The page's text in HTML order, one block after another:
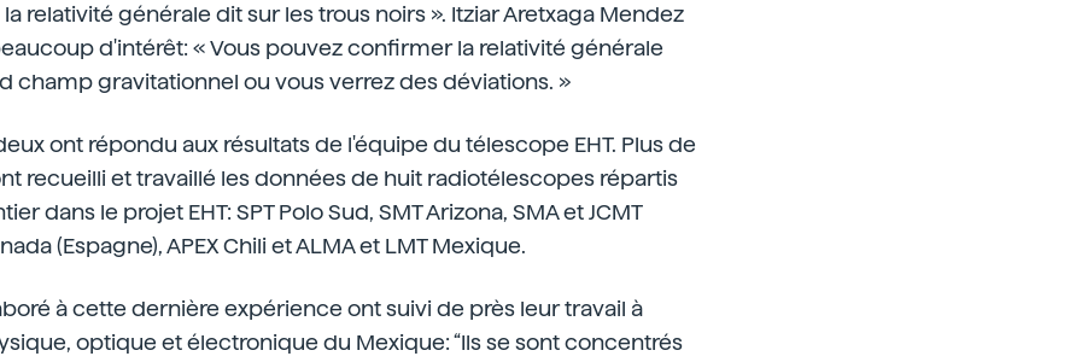
relativité générale dit sur les trous noirs ». Itziar Aretxaga Mendez
d'intérêt: « Vous pouvez confirmer la relativité générale
champ gravitationnel ou vous verrez des déviations. »
ont répondu aux résultats de l'équipe du télescope EHT. Plus de
recueilli et travaillé les données de huit radiotélescopes répartis
dans le projet EHT: SPT Polo Sud, SMT Arizona, SMA et JCMT
(Espagne), APEX Chili et ALMA et LMT Mexique.
à cette dernière expérience ont suivi de près leur travail à
optique et électronique du Mexique: “Ils se sont concentrés